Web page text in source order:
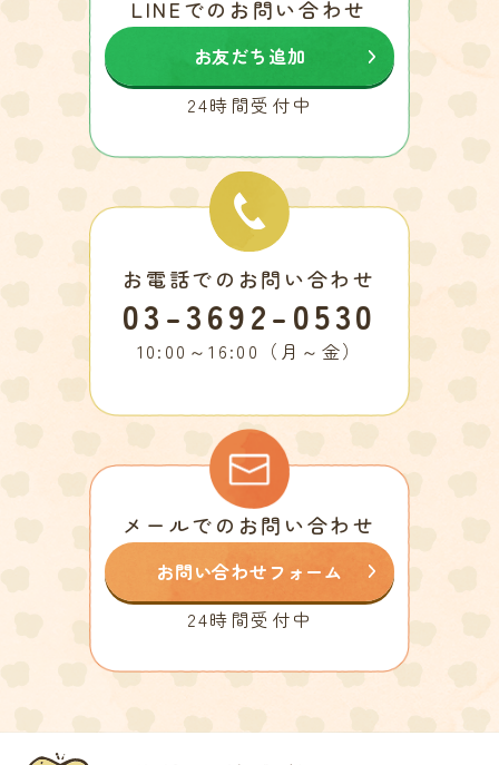
LINEでのお問い合わせ
お友だち追加
24時間受付中
お電話でのお問い合わせ
03-3692-0530
10:00～16:00（月～金）
メールでのお問い合わせ
お問い合わせフォーム
24時間受付中